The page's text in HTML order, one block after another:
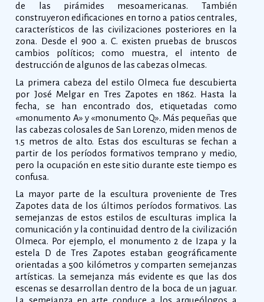
de las pirámides mesoamericanas. También
construyeron edificaciones en torno a patios centrales,
característicos de las civilizaciones posteriores en la
zona. Desde el 900 a. C. existen pruebas de bruscos
cambios políticos; como muestra, el intento de
destrucción de algunos de las cabezas olmecas.
La primera cabeza del estilo Olmeca fue descubierta
por José Melgar en Tres Zapotes en 1862. Hasta la
fecha, se han encontrado dos, etiquetadas como
«monumento A» y «monumento Q». Más pequeñas que
las cabezas colosales de San Lorenzo, miden menos de
1.5 metros de alto. Estas dos esculturas se fechan a
partir de los períodos formativos temprano y medio,
pero la ocupación en este sitio durante este tiempo es
confusa.
La mayor parte de la escultura proveniente de Tres
Zapotes data de los últimos períodos formativos. Las
semejanzas de estos estilos de esculturas implica la
comunicación y la continuidad dentro de la civilización
Olmeca. Por ejemplo, el monumento 2 de Izapa y la
estela D de Tres Zapotes estaban geográficamente
orientadas a 500 kilómetros y comparten semejanzas
artísticas. La semejanza más evidente es que las dos
escenas se desarrollan dentro de la boca de un jaguar.
La semejanza en arte conduce a los arqueólogos a